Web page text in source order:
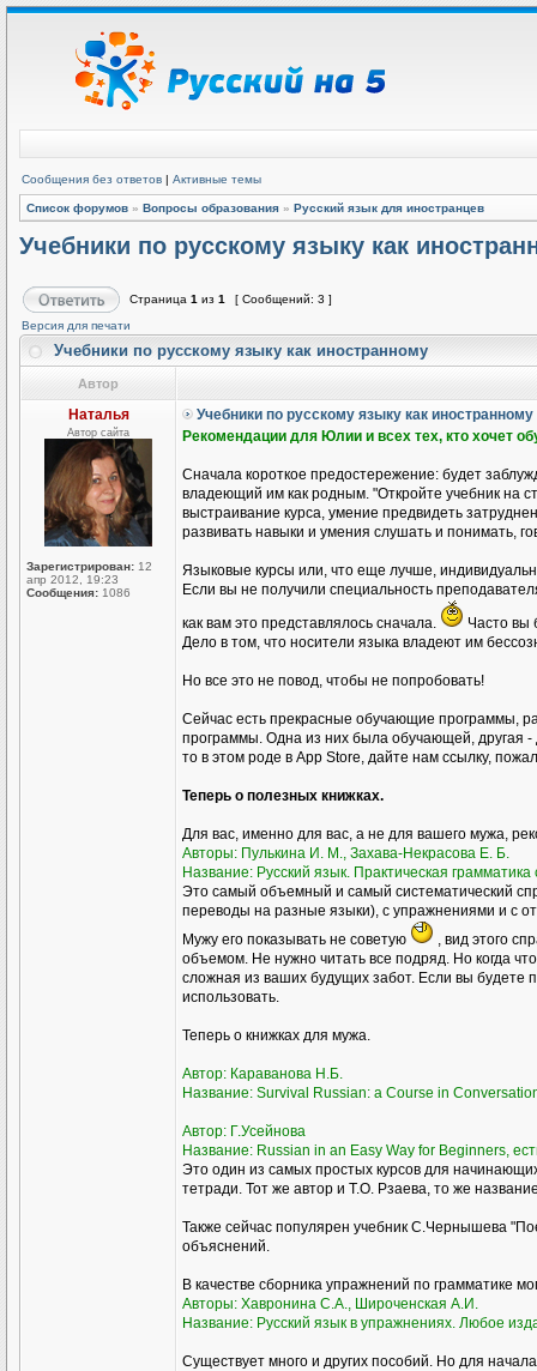
Сообщения без ответов | Активные темы
Список форумов » Вопросы образования » Русский язык для иностранцев
Учебники по русскому языку как
Страница 1 из 1
[ Сообщений: 3 ]
Версия для печати
Учебники по русскому языку как иностранному
Автор
Наталья
Автор сайта
Зарегистрирован: 12
апр 2012, 19:23
Сообщения: 1086
Учебники по русскому языку как иностранному
Рекомендации для Юлии и всех тех, кто хочет
Сначала короткое предостережение: будет
владеющий им как родным. "Откройте учебник на
выстраивание курса, умение предвидеть
развивать навыки и умения слушать и понимать,
Языковые курсы или, что еще лучше,
Если вы не получили специальность
как вам это представлялось сначала.
Часто вы
Дело в том, что носители языка владеют им
Но все это не повод, чтобы не попробовать!
Сейчас есть прекрасные обучающие программы,
программы. Одна из них была обучающей, другая -
то в этом роде в Аpp Store, дайте нам ссылку,
Теперь о полезных книжках.
Для вас, именно для вас, а не для вашего мужа,
Авторы: Пулькина И. М., Захава-Некрасова Е. Б.
Название: Русский язык. Практическая
Это самый объемный и самый систематический
переводы на разные языки), с упражнениями и с
Мужу его показывать не советую
, вид этого
объемом. Не нужно читать все подряд. Но когда
сложная из ваших будущих забот. Если вы будете
использовать.
Теперь о книжках для мужа.
Автор: Караванова Н.Б.
Название: Survival Russian: а Course in
Автор: Г.Усейнова
Название: Russian in an Easy Way for Beginners,
Это один из самых простых курсов для
тетради. Тот же автор и Т.О. Рзаева, то же
Также сейчас популярен учебник С.Чернышева
объяснений.
В качестве сборника упражнений по грамматике
Авторы: Хавронина С.А., Широченская А.И.
Название: Русский язык в упражнениях. Любое
Существует много и других пособий. Но для